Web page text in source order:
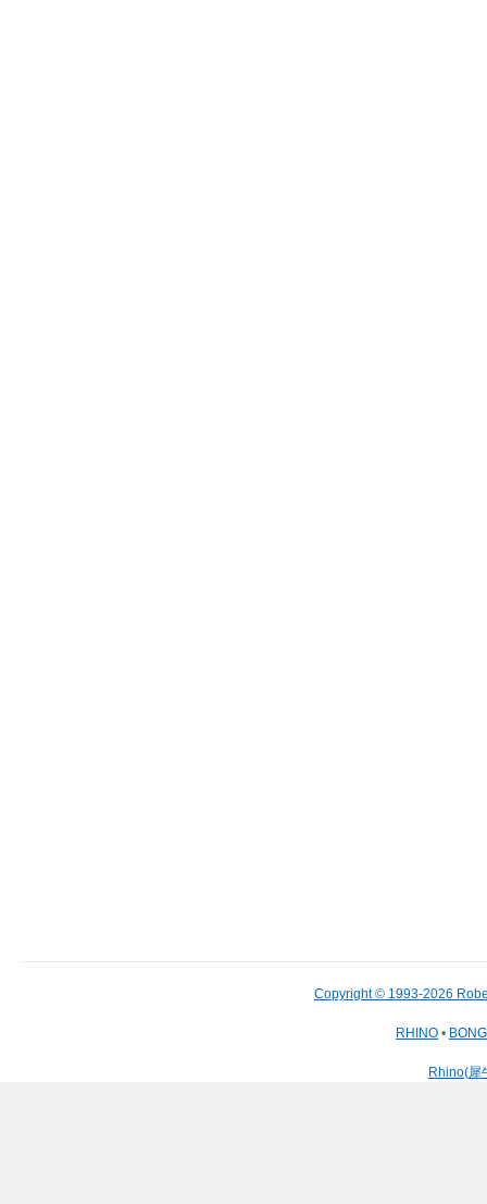
Copyright © 1993-2026
RHINO •
Rhino(犀